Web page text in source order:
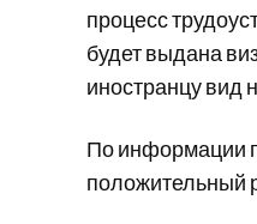
процесс
будет выдана
иностранцу вид
По информации
положительный